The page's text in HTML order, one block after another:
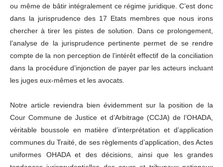
ou même de bâtir intégralement ce régime juridique. C’est donc
dans la jurisprudence des 17 Etats membres que nous irons
chercher à tirer les pistes de solution. Dans ce prolongement,
l’analyse de la jurisprudence pertinente permet de se rendre
compte de la non perception de l’intérêt effectif de la conciliation
dans la procédure d’injonction de payer par les acteurs incluant
les juges eux-mêmes et les avocats.
Notre article reviendra bien évidemment sur la position de la
Cour Commune de Justice et d’Arbitrage (CCJA) de l’OHADA,
véritable boussole en matière d’interprétation et d’application
communes du Traité, de ses règlements d’application, des Actes
uniformes OHADA et des décisions, ainsi que les grandes